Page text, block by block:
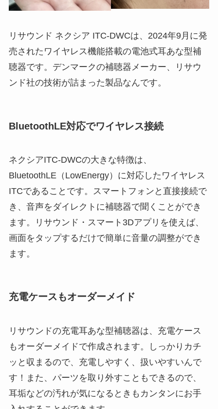
リサウンド ネクシア ITC-DWCは、2024年9月に発
売されたワイヤレス機能搭載の電池式耳あな型補
聴器です。デンマークの補聴器メーカー、リサウ
ンド社の技術が詰まった製品なんです。
BluetoothLE対応でワイヤレス接続
ネクシアITC-DWCの大きな特徴は、
BluetoothLE（LowEnergy）に対応したワイヤレス
ITCであることです。スマートフォンと直接接続で
き、音声をダイレクトに補聴器で聞くことができ
ます。リサウンド・スマート3Dアプリを使えば、
画面をタップするだけで簡単に音量の調整ができ
ます。
充電ケースもオーダーメイド
リサウンドの充電耳あな型補聴器は、充電ケース
もオーダーメイドで作成されます。しっかりカチ
ッと収まるので、充電しやすく、扱いやすいんで
す！また、パーツを取り外すこともできるので、
耳垢などの汚れが気になるときもカンタンにお手